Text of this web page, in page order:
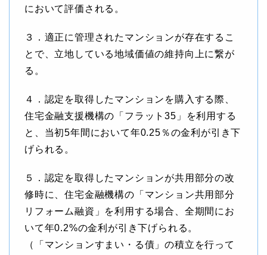
において評価される。
３．適正に管理されたマンションが存在するこ
とで、立地している地域価値の維持向上に繋が
る。
４．認定を取得したマンションを購入する際、
住宅金融支援機構の「フラット35」を利用する
と、当初5年間において年0.25％の金利が引き下
げられる。
５．認定を取得したマンションが共用部分の改
修時に、住宅金融機構の「マンション共用部分
リフォーム融資」を利用する場合、全期間にお
いて年0.2%の金利が引き下げられる。
（「マンションすまい・る債」の積立を行って